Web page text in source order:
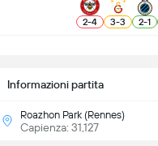
Informazioni partita
Roazhon Park (Rennes)
Capienza: 31,127
2-4 3-3 2-1